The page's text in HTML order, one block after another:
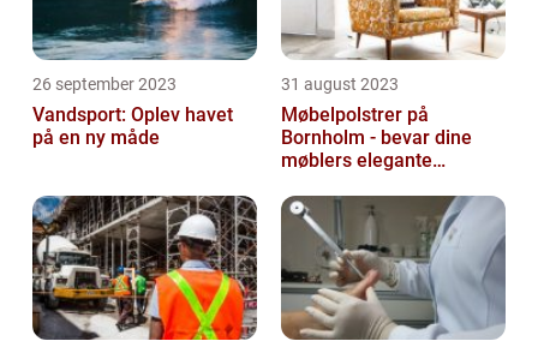
26 september 2023
Vandsport: Oplev havet
på en ny måde
31 august 2023
Møbelpolstrer på
Bornholm - bevar dine
møblers elegante